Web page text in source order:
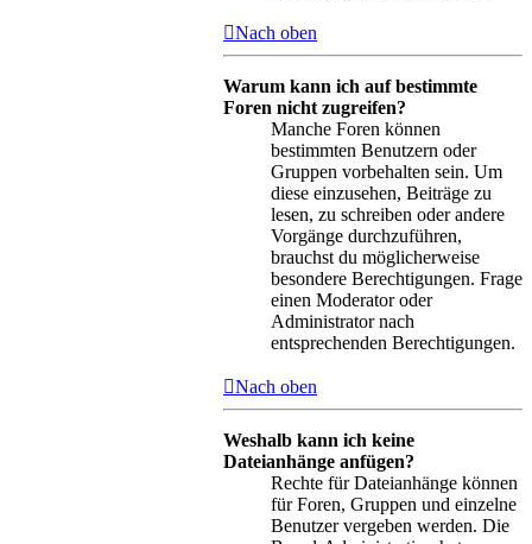
Nach oben
Warum kann ich auf bestimmte
Foren nicht zugreifen?
Manche Foren können
bestimmten Benutzern oder
Gruppen vorbehalten sein. Um
diese einzusehen, Beiträge zu
lesen, zu schreiben oder andere
Vorgänge durchzuführen,
brauchst du möglicherweise
besondere Berechtigungen. Frage
einen Moderator oder
Administrator nach
entsprechenden Berechtigungen.
Nach oben
Weshalb kann ich keine
Dateianhänge anfügen?
Rechte für Dateianhänge können
für Foren, Gruppen und einzelne
Benutzer vergeben werden. Die